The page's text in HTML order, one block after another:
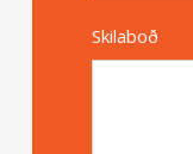
Skilaboð